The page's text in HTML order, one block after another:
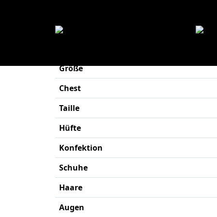
Größe
Chest
Taille
Hüfte
Konfektion
Schuhe
Haare
Augen